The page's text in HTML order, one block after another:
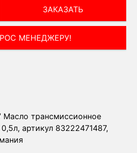
ЗАКАЗАТЬ
МЕНЕДЖЕРУ!
Масло трансмиссионное
артикул 83222471487,